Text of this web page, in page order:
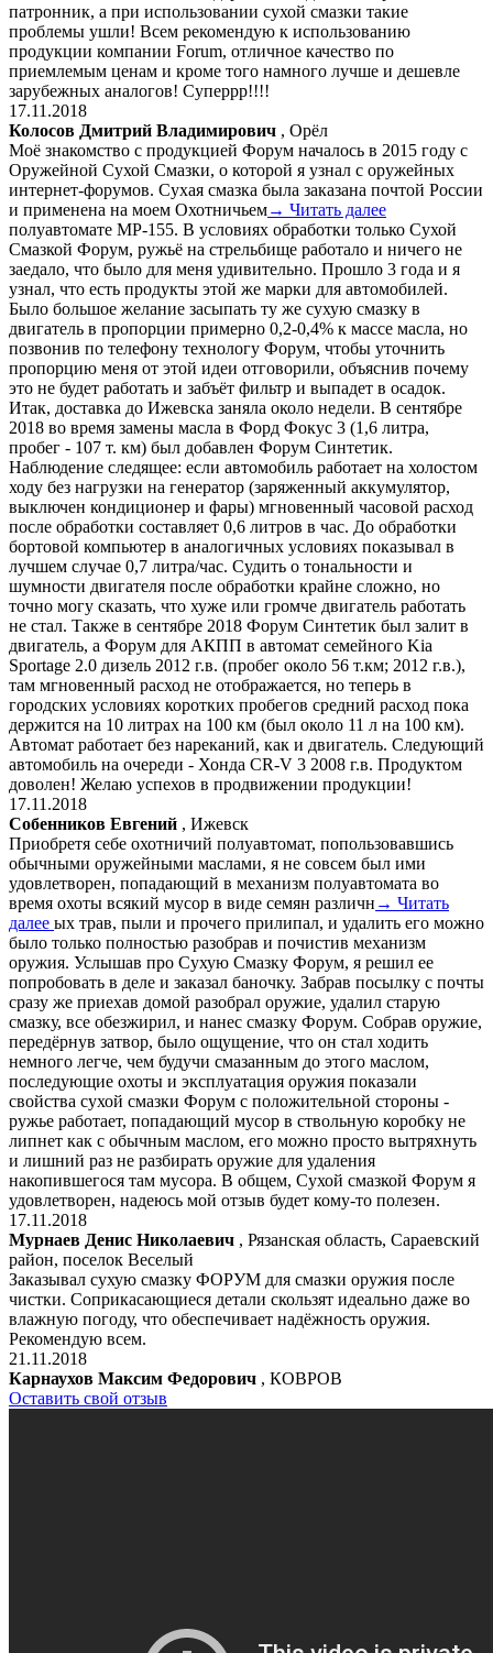
патронник, а при использовании сухой смазки такие
проблемы ушли! Всем рекомендую к использованию
продукции компании Forum, отличное качество по
приемлемым ценам и кроме того намного лучше и дешевле
зарубежных аналогов! Суперрр!!!!
17.11.2018
Колосов Дмитрий Владимирович , Орёл
Моё знакомство с продукцией Форум началось в 2015 году с
Оружейной Сухой Смазки, о которой я узнал с оружейных
интернет-форумов. Сухая смазка была заказана почтой России
и применена на моем Охотничьем→ Читать далее
полуавтомате МР-155. В условиях обработки только Сухой
Смазкой Форум, ружьё на стрельбище работало и ничего не
заедало, что было для меня удивительно. Прошло 3 года и я
узнал, что есть продукты этой же марки для автомобилей.
Было большое желание засыпать ту же сухую смазку в
двигатель в пропорции примерно 0,2-0,4% к массе масла, но
позвонив по телефону технологу Форум, чтобы уточнить
пропорцию меня от этой идеи отговорили, объяснив почему
это не будет работать и забъёт фильтр и выпадет в осадок.
Итак, доставка до Ижевска заняла около недели. В сентябре
2018 во время замены масла в Форд Фокус 3 (1,6 литра,
пробег - 107 т. км) был добавлен Форум Синтетик.
Наблюдение следящее: если автомобиль работает на холостом
ходу без нагрузки на генератор (заряженный аккумулятор,
выключен кондиционер и фары) мгновенный часовой расход
после обработки составляет 0,6 литров в час. До обработки
бортовой компьютер в аналогичных условиях показывал в
лучшем случае 0,7 литра/час. Судить о тональности и
шумности двигателя после обработки крайне сложно, но
точно могу сказать, что хуже или громче двигатель работать
не стал. Также в сентябре 2018 Форум Синтетик был залит в
двигатель, а Форум для АКПП в автомат семейного Kia
Sportage 2.0 дизель 2012 г.в. (пробег около 56 т.км; 2012 г.в.),
там мгновенный расход не отображается, но теперь в
городских условиях коротких пробегов средний расход пока
держится на 10 литрах на 100 км (был около 11 л на 100 км).
Автомат работает без нареканий, как и двигатель. Следующий
автомобиль на очереди - Хонда CR-V 3 2008 г.в. Продуктом
доволен! Желаю успехов в продвижении продукции!
17.11.2018
Собенников Евгений , Ижевск
Приобретя себе охотничий полуавтомат, попользовавшись
обычными оружейными маслами, я не совсем был ими
удовлетворен, попадающий в механизм полуавтомата во
время охоты всякий мусор в виде семян различн → Читать
далее ых трав, пыли и прочего прилипал, и удалить его можно
было только полностью разобрав и почистив механизм
оружия. Услышав про Сухую Смазку Форум, я решил ее
попробовать в деле и заказал баночку. Забрав посылку с почты
сразу же приехав домой разобрал оружие, удалил старую
смазку, все обезжирил, и нанес смазку Форум. Собрав оружие,
передёрнув затвор, было ощущение, что он стал ходить
немного легче, чем будучи смазанным до этого маслом,
последующие охоты и эксплуатация оружия показали
свойства сухой смазки Форум с положительной стороны -
ружье работает, попадающий мусор в ствольную коробку не
липнет как с обычным маслом, его можно просто вытряхнуть
и лишний раз не разбирать оружие для удаления
накопившегося там мусора. В общем, Сухой смазкой Форум я
удовлетворен, надеюсь мой отзыв будет кому-то полезен.
17.11.2018
Мурнаев Денис Николаевич , Рязанская область, Сараевский
район, поселок Веселый
Заказывал сухую смазку ФОРУМ для смазки оружия после
чистки. Соприкасающиеся детали скользят идеально даже во
влажную погоду, что обеспечивает надёжность оружия.
Рекомендую всем.
21.11.2018
Карнаухов Максим Федорович , КОВРОВ
Оставить свой отзыв